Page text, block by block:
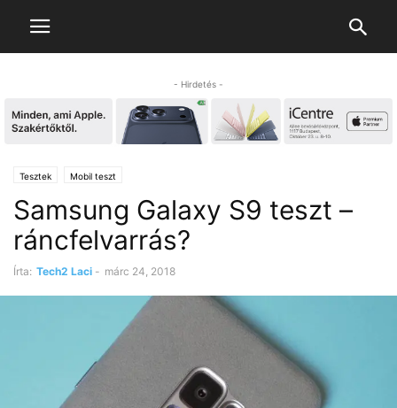
- Hirdetés -
Tesztek Mobil teszt
Samsung Galaxy S9 teszt –
ráncfelvarrás?
Írta: Tech2 Laci - márc 24, 2018